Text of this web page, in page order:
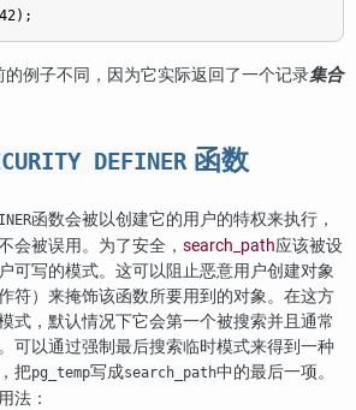
的例子不同，因为它实际返回了一个记录集合
DEFINER函数
函数会被以创建它的用户的特权来执行，
会被误用。为了安全， search_path应该被设
可写的模式。这可以阻止恶意用户创建对象
符）来掩饰该函数所要用到的对象。在这方
式，默认情况下它会第一个被搜索并且通常
可以通过强制最后搜索临时模式来得到一种
把pg_temp写成search_path中的最后一项。
法：